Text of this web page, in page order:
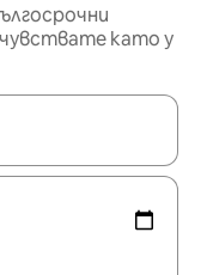
като у